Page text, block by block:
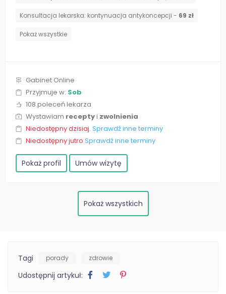
⁠Konsultacja lekarska: kontynuacja antykoncepcji - 69 zł
Pokaż wszystkie
Gabinet Online
Przyjmuje w: Sob
108 poleceń lekarza
Wystawiam receptyi zwolnienia
Niedostępny dzisiaj. Sprawdź inne terminy
Niedostępny jutro Sprawdź inne terminy
Pokaż profil Umów wizytę
Pokaż wszystkich
Tagi porady zdrowie
Udostępnij artykuł: